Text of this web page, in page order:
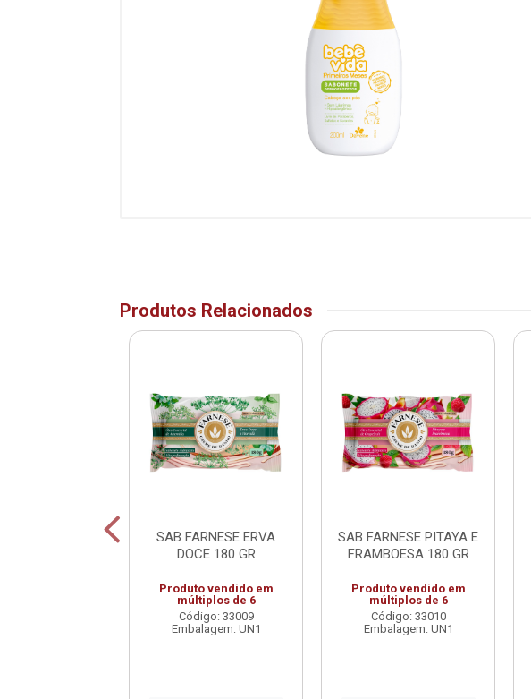
Produtos Relacionados
SAB FARNESE ERVA
DOCE 180 GR
Produto vendido em
múltiplos de 6
Código: 33009
Embalagem: UN1
SAB FARNESE PITAYA E
FRAMBOESA 180 GR
Produto vendido em
múltiplos de 6
Código: 33010
Embalagem: UN1